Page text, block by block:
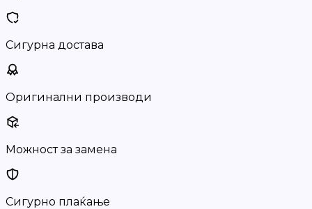
Сигурна достава
Оригинални производи
Можност за замена
Сигурно плаќање